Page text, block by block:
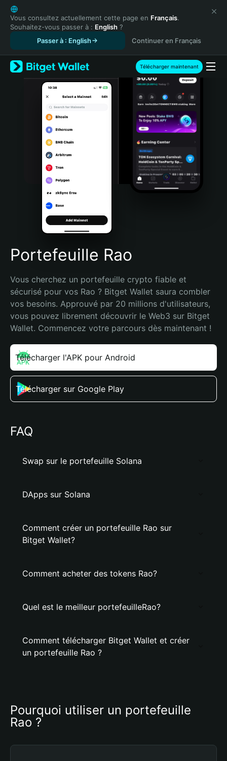
English
日本語
Tiếng Việt
Español (Latinoamérica)
Türkçe
Italiano
Português (Portugal)
Bahasa Indonesia
Português (Brasil)
Español (Argentina)
Vous consultez actuellement cette page en Français.
Souhaitez-vous passer à : English ?
Passer à : English
Continuer en Français
Télécharger maintenant
Portefeuille Rao
Vous cherchez un portefeuille crypto fiable et
sécurisé pour vos Rao ? Bitget Wallet saura combler
vos besoins. Approuvé par 20 millions d'utilisateurs,
vous pouvez librement découvrir le Web3 sur Bitget
Wallet. Commencez votre parcours dès maintenant !
Télécharger l'APK pour Android
Télécharger sur Google Play
FAQ
Swap sur le portefeuille Solana
DApps sur Solana
Comment créer un portefeuille Rao sur
Bitget Wallet?
Comment acheter des tokens Rao?
Quel est le meilleur portefeuilleRao?
Comment télécharger Bitget Wallet et créer
un portefeuille Rao ?
Pourquoi utiliser un portefeuille
Rao ?